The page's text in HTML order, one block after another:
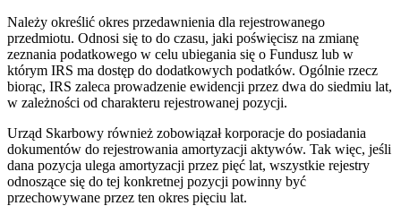
Należy określić okres przedawnienia dla rejestrowanego
przedmiotu. Odnosi się to do czasu, jaki poświęcisz na zmianę
zeznania podatkowego w celu ubiegania się o Fundusz lub w
którym IRS ma dostęp do dodatkowych podatków. Ogólnie rzecz
biorąc, IRS zaleca prowadzenie ewidencji przez dwa do siedmiu lat,
w zależności od charakteru rejestrowanej pozycji.
Urząd Skarbowy również zobowiązał korporacje do posiadania
dokumentów do rejestrowania amortyzacji aktywów. Tak więc, jeśli
dana pozycja ulega amortyzacji przez pięć lat, wszystkie rejestry
odnoszące się do tej konkretnej pozycji powinny być
przechowywane przez ten okres pięciu lat.